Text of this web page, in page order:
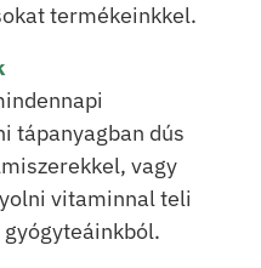
termékeinkkel.
tápanyagban dús
vagy
vitaminnal teli